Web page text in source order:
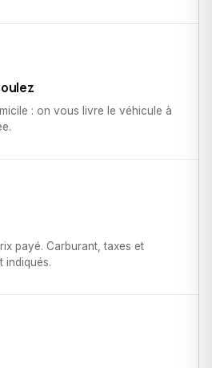
: on vous livre le véhicule à
payé. Carburant, taxes et
indiqués.